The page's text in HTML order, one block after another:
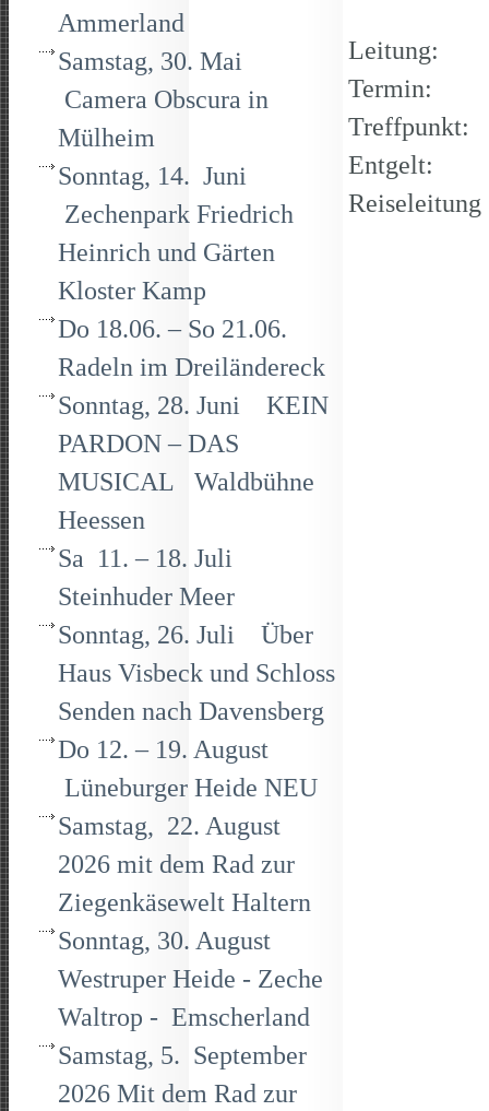
Ammerland
Samstag, 30. Mai
Camera Obscura in
Mülheim
Sonntag, 14. Juni
Zechenpark Friedrich
Heinrich und Gärten
Kloster Kamp
Do 18.06. – So 21.06.
Radeln im Dreiländereck
Sonntag, 28. Juni KEIN
PARDON – DAS
MUSICAL Waldbühne
Heessen
Sa 11. – 18. Juli
Steinhuder Meer
Sonntag, 26. Juli Über
Haus Visbeck und Schloss
Senden nach Davensberg
Do 12. – 19. August
Lüneburger Heide NEU
Samstag, 22. August
2026 mit dem Rad zur
Ziegenkäsewelt Haltern
Sonntag, 30. August
Westruper Heide - Zeche
Waltrop - Emscherland
Samstag, 5. September
2026 Mit dem Rad zur
Leitung:
Termin:
Treffpunkt:
Entgelt:
Reiseleitung